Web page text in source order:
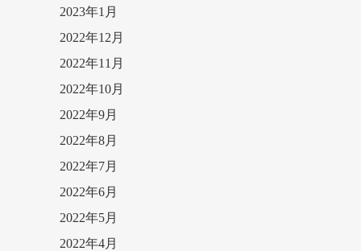
2023年1月
2022年12月
2022年11月
2022年10月
2022年9月
2022年8月
2022年7月
2022年6月
2022年5月
2022年4月